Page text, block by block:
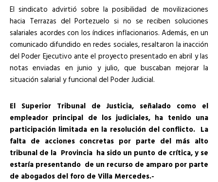
El sindicato advirtió sobre la posibilidad de movilizaciones
hacia Terrazas del Portezuelo si no se reciben soluciones
salariales acordes con los índices inflacionarios. Además, en un
comunicado difundido en redes sociales, resaltaron la inacción
del Poder Ejecutivo ante el proyecto presentado en abril y las
notas enviadas en junio y julio, que buscaban mejorar la
situación salarial y funcional del Poder Judicial.
El Superior Tribunal de Justicia, señalado como el
empleador principal de los judiciales, ha tenido una
participación limitada en la resolución del conflicto. La
falta de acciones concretas por parte del más alto
tribunal de la Provincia ha sido un punto de crítica, y se
estaría presentando de un recurso de amparo por parte
de abogados del foro de Villa Mercedes.-